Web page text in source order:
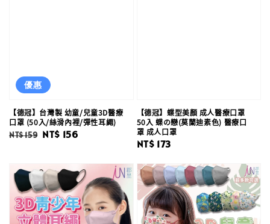
優惠
【德冠】台灣製 幼童/兒童3D醫療
口罩 (50入/絲滑內裡/彈性耳繩)
Regular
NT$ 159 Sale
NT$ 156
【德冠】蝶型美顏 成人醫療口罩
50入 蝶の戀(莫蘭迪素色) 醫療口
罩 成人口罩
Regular
NT$ 173